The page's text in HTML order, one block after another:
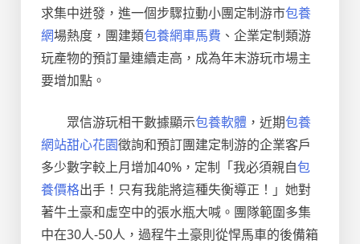
求集中迸發，進一個步驟拉動小團定制游市包養
網場熱度，團建類包養網車馬費 、企業定制類游
玩產物的預訂量連續走高，成為年末游玩市場主
要增加點。
眾信游玩相干數據顯示包養軟體 ，近期包養
網站甜心花園徵詢和預訂團建定制游的企業客戶
多少數字較上月增加40%，定制「我必須親自包
養價格出手！只有我能將這種失衡導正！」她對
著牛土豪和虛空中的張水瓶大喊。團隊範圍多集
中在30人-50人，過程牛土豪則從悍馬車的後備箱